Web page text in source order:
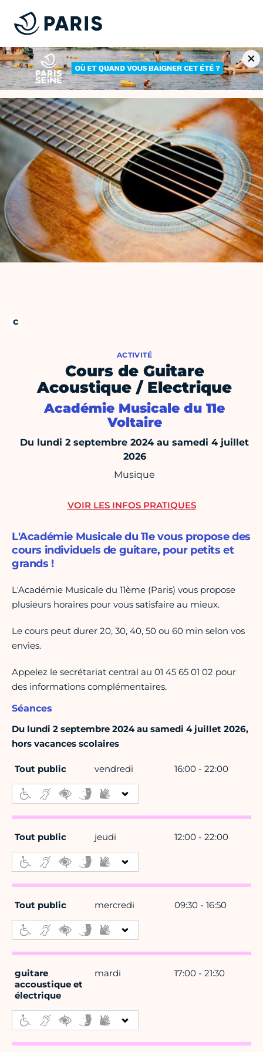
ACTIVITÉ
Cours de Guitare
Acoustique / Electrique
Académie Musicale du 11e
Voltaire
Du lundi 2 septembre 2024 au samedi 4 juillet
2026
Musique
L'Académie Musicale du 11e vous propose des
cours individuels de guitare, pour petits et
grands !
L'Académie Musicale du 11ème (Paris) vous propose
plusieurs horaires pour vous satisfaire au mieux.
Le cours peut durer 20, 30, 40, 50 ou 60 min selon vos
envies.
Appelez le secrétariat central au 01 45 65 01 02 pour
des informations complémentaires.
Séances
Du lundi 2 septembre 2024 au samedi 4 juillet 2026,
hors vacances scolaires
Tout public vendredi 16:00 - 22:00
Tout public jeudi 12:00 - 22:00
Tout public mercredi 09:30 - 16:50
guitare
accoustique et
électrique
mardi 17:00 - 21:30
VOIR LES INFOS PRATIQUES